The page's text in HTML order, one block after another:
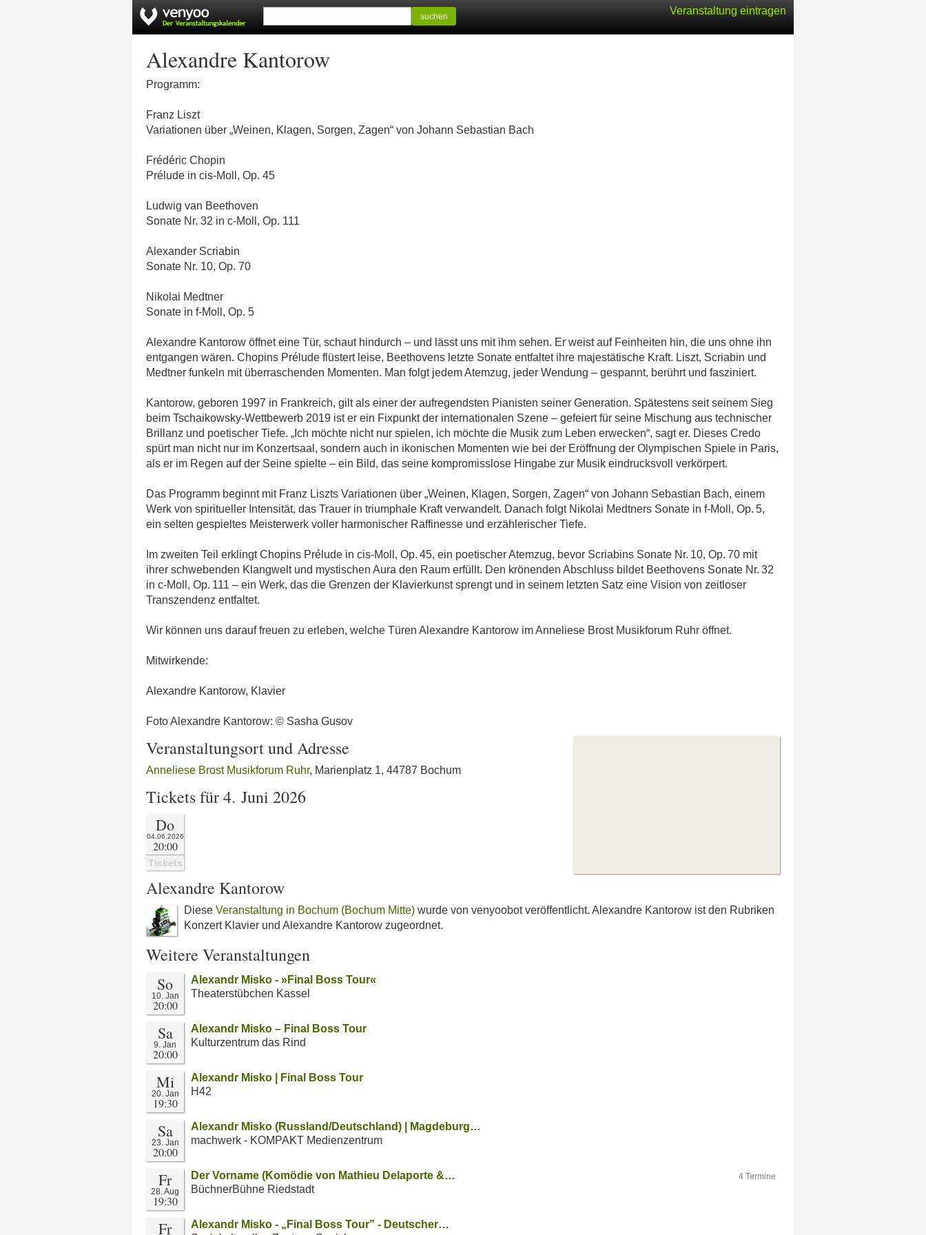
Veranstaltung eintragen
suchen
Alexandre Kantorow
Programm:
Franz Liszt
Variationen über „Weinen, Klagen, Sorgen, Zagen“ von Johann Sebastian Bach
Frédéric Chopin
Prélude in cis-Moll, Op. 45
Ludwig van Beethoven
Sonate Nr. 32 in c-Moll, Op. 111
Alexander Scriabin
Sonate Nr. 10, Op. 70
Nikolai Medtner
Sonate in f-Moll, Op. 5
Alexandre Kantorow öffnet eine Tür, schaut hindurch – und lässt uns mit ihm sehen. Er weist auf Feinheiten hin, die uns ohne ihn
entgangen wären. Chopins Prélude flüstert leise, Beethovens letzte Sonate entfaltet ihre majestätische Kraft. Liszt, Scriabin und
Medtner funkeln mit überraschenden Momenten. Man folgt jedem Atemzug, jeder Wendung – gespannt, berührt und fasziniert.
Kantorow, geboren 1997 in Frankreich, gilt als einer der aufregendsten Pianisten seiner Generation. Spätestens seit seinem Sieg
beim Tschaikowsky-Wettbewerb 2019 ist er ein Fixpunkt der internationalen Szene – gefeiert für seine Mischung aus technischer
Brillanz und poetischer Tiefe. „Ich möchte nicht nur spielen, ich möchte die Musik zum Leben erwecken“, sagt er. Dieses Credo
spürt man nicht nur im Konzertsaal, sondern auch in ikonischen Momenten wie bei der Eröffnung der Olympischen Spiele in Paris,
als er im Regen auf der Seine spielte – ein Bild, das seine kompromisslose Hingabe zur Musik eindrucksvoll verkörpert.
Das Programm beginnt mit Franz Liszts Variationen über „Weinen, Klagen, Sorgen, Zagen“ von Johann Sebastian Bach, einem
Werk von spiritueller Intensität, das Trauer in triumphale Kraft verwandelt. Danach folgt Nikolai Medtners Sonate in f-Moll, Op. 5,
ein selten gespieltes Meisterwerk voller harmonischer Raffinesse und erzählerischer Tiefe.
Im zweiten Teil erklingt Chopins Prélude in cis-Moll, Op. 45, ein poetischer Atemzug, bevor Scriabins Sonate Nr. 10, Op. 70 mit
ihrer schwebenden Klangwelt und mystischen Aura den Raum erfüllt. Den krönenden Abschluss bildet Beethovens Sonate Nr. 32
in c-Moll, Op. 111 – ein Werk, das die Grenzen der Klavierkunst sprengt und in seinem letzten Satz eine Vision von zeitloser
Transzendenz entfaltet.
Wir können uns darauf freuen zu erleben, welche Türen Alexandre Kantorow im Anneliese Brost Musikforum Ruhr öffnet.
Mitwirkende:
Alexandre Kantorow, Klavier
Foto Alexandre Kantorow: © Sasha Gusov
Veranstaltungsort und Adresse
Anneliese Brost Musikforum Ruhr, Marienplatz 1, 44787 Bochum
Tickets für 4. Juni 2026
Do
04.06.2026
20:00
Tickets
Alexandre Kantorow
Diese Veranstaltung in Bochum (Bochum Mitte) wurde von venyoobot veröffentlicht. Alexandre Kantorow ist den Rubriken
Konzert Klavier und Alexandre Kantorow zugeordnet.
Weitere Veranstaltungen
So
10. Jan
20:00
Alexandr Misko - »Final Boss Tour«
Theaterstübchen Kassel
Sa
9. Jan
20:00
Alexandr Misko – Final Boss Tour
Kulturzentrum das Rind
Mi
20. Jan
19:30
Alexandr Misko | Final Boss Tour
H42
Sa
23. Jan
20:00
Alexandr Misko (Russland/Deutschland) | Magdeburg…
machwerk - KOMPAKT Medienzentrum
Fr
28. Aug
19:30
4 Termine
Der Vorname (Komödie von Mathieu Delaporte &…
BüchnerBühne Riedstadt
Fr
Alexandr Misko - „Final Boss Tour” - Deutscher…